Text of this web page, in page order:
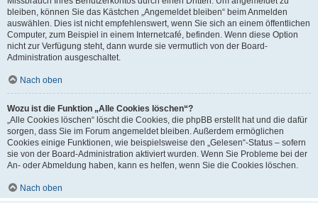
bleiben, können Sie das Kästchen „Angemeldet bleiben“ beim Anmelden
auswählen. Dies ist nicht empfehlenswert, wenn Sie sich an einem öffentlichen
Computer, zum Beispiel in einem Internetcafé, befinden. Wenn diese Option
nicht zur Verfügung steht, dann wurde sie vermutlich von der Board-
Administration ausgeschaltet.
Nach oben
Wozu ist die Funktion „Alle Cookies löschen“?
„Alle Cookies löschen“ löscht die Cookies, die phpBB erstellt hat und die dafür
sorgen, dass Sie im Forum angemeldet bleiben. Außerdem ermöglichen
Cookies einige Funktionen, wie beispielsweise den „Gelesen“-Status – sofern
sie von der Board-Administration aktiviert wurden. Wenn Sie Probleme bei der
An- oder Abmeldung haben, kann es helfen, wenn Sie die Cookies löschen.
Nach oben